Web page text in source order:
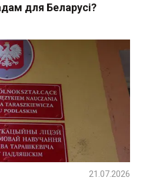
для Беларусі?
21.07.2026